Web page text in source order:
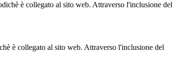
è collegato al sito web. Attraverso l'inclusione del
è collegato al sito web. Attraverso l'inclusione del